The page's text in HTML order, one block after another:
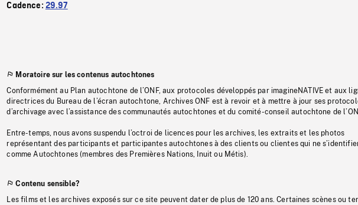
Cadence: 29.97
Moratoire sur les contenus autochtones
Conformément au Plan autochtone de l’ONF, aux protocoles développés par imagineNATIVE et aux
directrices du Bureau de l’écran autochtone, Archives ONF est à revoir et à mettre à jour ses
d’archivage avec l’assistance des communautés autochtones et du comité-conseil autochtone de
Entre-temps, nous avons suspendu l’octroi de licences pour les archives, les extraits et les photos
représentant des participants et participantes autochtones à des clients ou clientes qui ne
comme Autochtones (membres des Premières Nations, Inuit ou Métis).
Contenu sensible?
Les films et les archives exposés sur ce site peuvent dater de plus de 120 ans. Certaines scènes ou